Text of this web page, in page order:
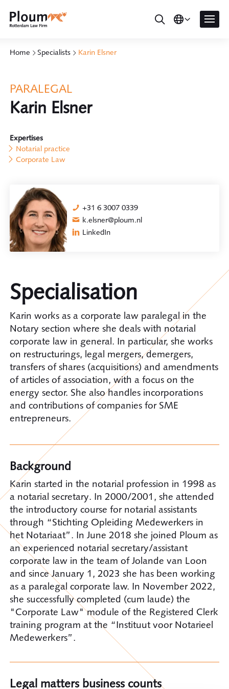
Home Specialists Karin Elsner
PARALEGAL
Karin Elsner
Expertises
Notarial practice
Corporate Law
+31 6 3007 0339
k.elsner@ploum.nl
LinkedIn
Specialisation
Karin works as a corporate law paralegal in the
Notary section where she deals with notarial
corporate law in general. In particular, she works
on restructurings, legal mergers, demergers,
transfers of shares (acquisitions) and amendments
of articles of association, with a focus on the
energy sector. She also handles incorporations
and contributions of companies for SME
entrepreneurs.
Background
Karin started in the notarial profession in 1998 as
a notarial secretary. In 2000/2001, she attended
the introductory course for notarial assistants
through “Stichting Opleiding Medewerkers in
het Notariaat”. In June 2018 she joined Ploum as
an experienced notarial secretary/assistant
corporate law in the team of Jolande van Loon
and since January 1, 2023 she has been working
as a paralegal corporate law. In November 2022,
she successfully completed (cum laude) the
"Corporate Law" module of the Registered Clerk
training program at the “Instituut voor Notarieel
Medewerkers”.
Legal matters business counts